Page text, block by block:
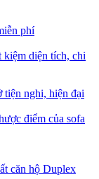
phí
kiệm diện tích, chi
tiện nghi, hiện đại
điểm của sofa